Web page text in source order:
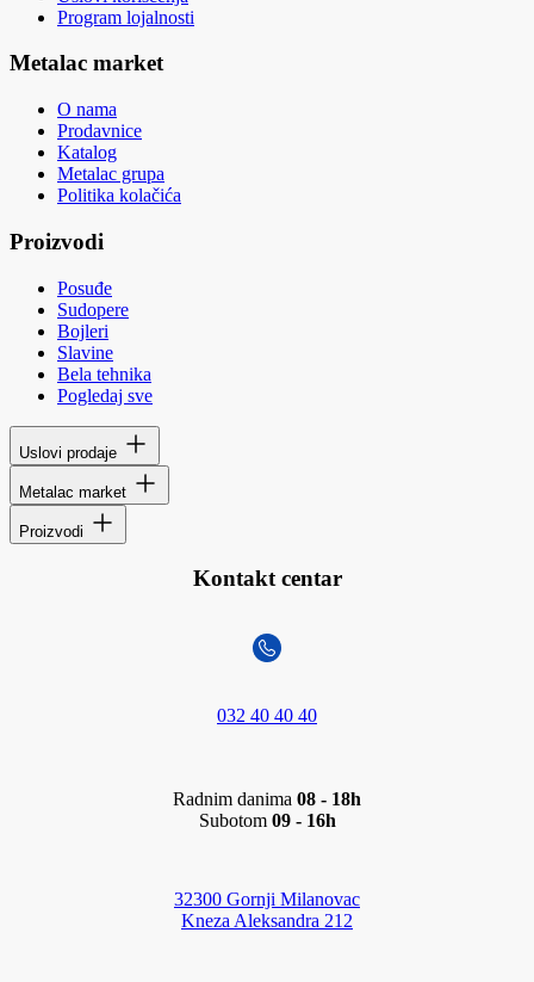
Program lojalnosti
Metalac market
O nama
Prodavnice
Katalog
Metalac grupa
Politika kolačića
Proizvodi
Posuđe
Sudopere
Bojleri
Slavine
Bela tehnika
Pogledaj sve
Uslovi prodaje
Metalac market
Proizvodi
Kontakt centar
032 40 40 40
Radnim danima 08 - 18h
Subotom 09 - 16h
32300 Gornji Milanovac
Kneza Aleksandra 212